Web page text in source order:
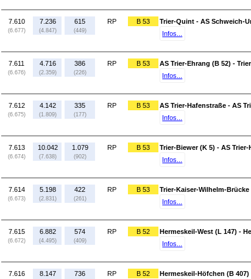
7.610
(6.677)
7.236
(4.847)
615
(449)
RP B 53
Trier-Quint - AS Schweich-
Infos...
7.611
(6.676)
4.716
(2.359)
386
(226)
RP B 53
AS Trier-Ehrang (B 52) -
Infos...
7.612
(6.675)
4.142
(1.809)
335
(177)
RP B 53
AS Trier-Hafenstraße - AS
Infos...
7.613
(6.674)
10.042
(7.638)
1.079
(902)
RP B 53
Trier-Biewer (K 5) - AS
Infos...
7.614
(6.673)
5.198
(2.831)
422
(261)
RP B 53
Trier-Kaiser-Wilhelm-Brücke
Infos...
7.615
(6.672)
6.882
(4.495)
574
(409)
RP B 52
Hermeskeil-West (L 147) -
Infos...
7.616 8.147 736 RP B 52
Hermeskeil-Höfchen (B